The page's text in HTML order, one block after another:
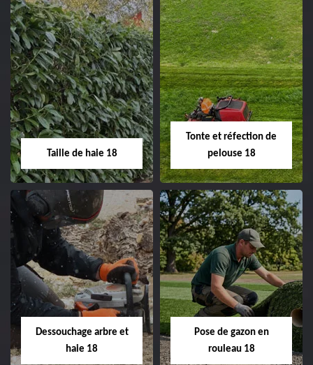
02.52.56.49.40
Elagage d'arbre 18
Entreprise élagage
d'arbre 18 Cher tel:
02.52.56.49.40
Abattage d'arbres
18
Entreprise abattage
Taille de haie 18
Taille de haie 18
Entreprise taille de haie
18 Cher tel:
02.52.56.49.40
Tonte et réfection de
pelouse 18
Tonte et réfection
de pelouse 18
Entreprise tonte et
Cher tel: 02.52.56.49.40
Dessouchage arbre et
haie 18
Pose de gazon en
rouleau 18